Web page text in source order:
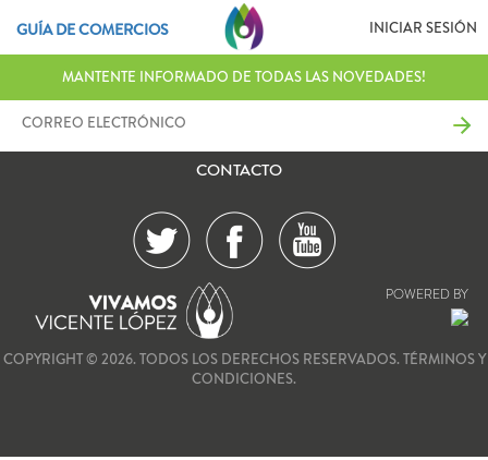
GUÍA DE COMERCIOS INICIAR SESIÓN
MANTENTE INFORMADO DE TODAS LAS NOVEDADES!
CONTACTO
POWERED BY
COPYRIGHT © 2026. TODOS LOS DERECHOS RESERVADOS. TÉRMINOS Y
CONDICIONES.